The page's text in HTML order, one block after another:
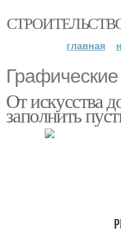
главная
От искусства
заполнить